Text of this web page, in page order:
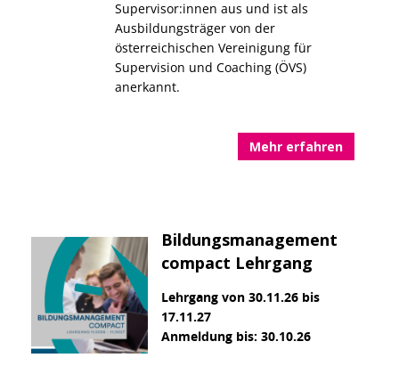
Supervisor:innen aus und ist als
Ausbildungsträger von der
österreichischen Vereinigung für
Supervision und Coaching (ÖVS)
anerkannt.
Mehr erfahren
Bildungsmanagement
compact Lehrgang
Lehrgang von 30.11.26 bis
17.11.27
Anmeldung bis: 30.10.26